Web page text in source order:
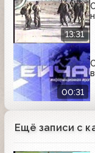
13:31
00:31
Ещё записи с